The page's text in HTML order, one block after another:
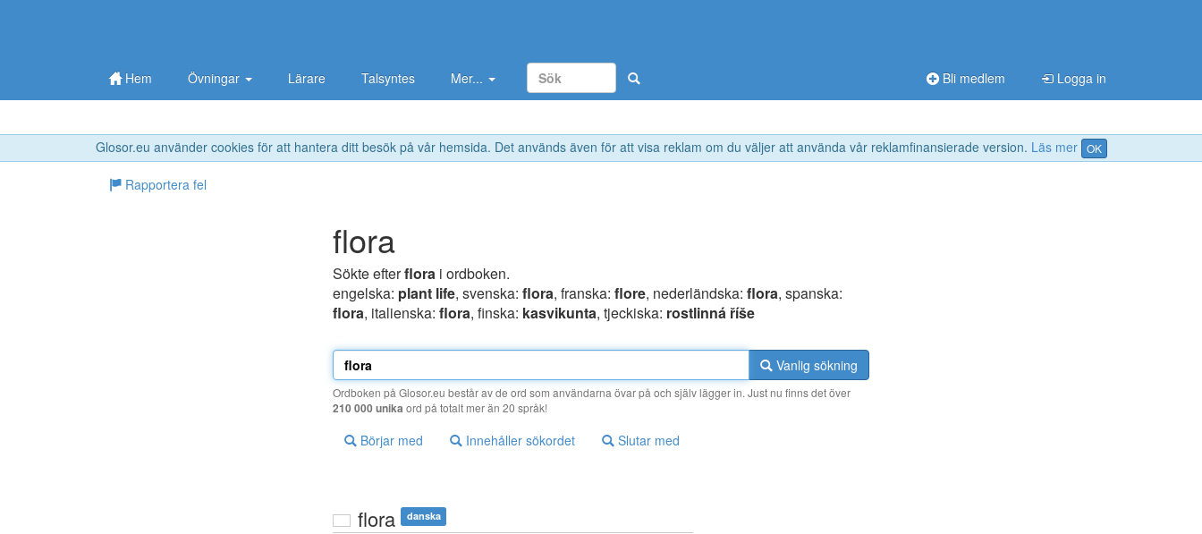
Glosor.eu använder cookies för att hantera ditt besök på vår hemsida. Det används även för att visa reklam om du väljer att använda vår reklamfinansierade version. Läs mer OK
Hem Övningar Lärare Talsyntes Mer... Bli medlem Logga in
Rapportera fel
flora
Sökte efterflora i ordboken.
engelska: plant life, svenska: flora, franska: flore, nederländska: flora, spanska:
flora, italienska: flora, finska: kasvikunta, tjeckiska: rostlinná říše
Vanlig sökning
Ordboken på Glosor.eu består av de ord som användarna övar på och själv lägger in. Just nu finns det över
210 000 unika ord på totalt mer än 20 språk!
Börjar med Innehåller sökordet Slutar med
flora danska